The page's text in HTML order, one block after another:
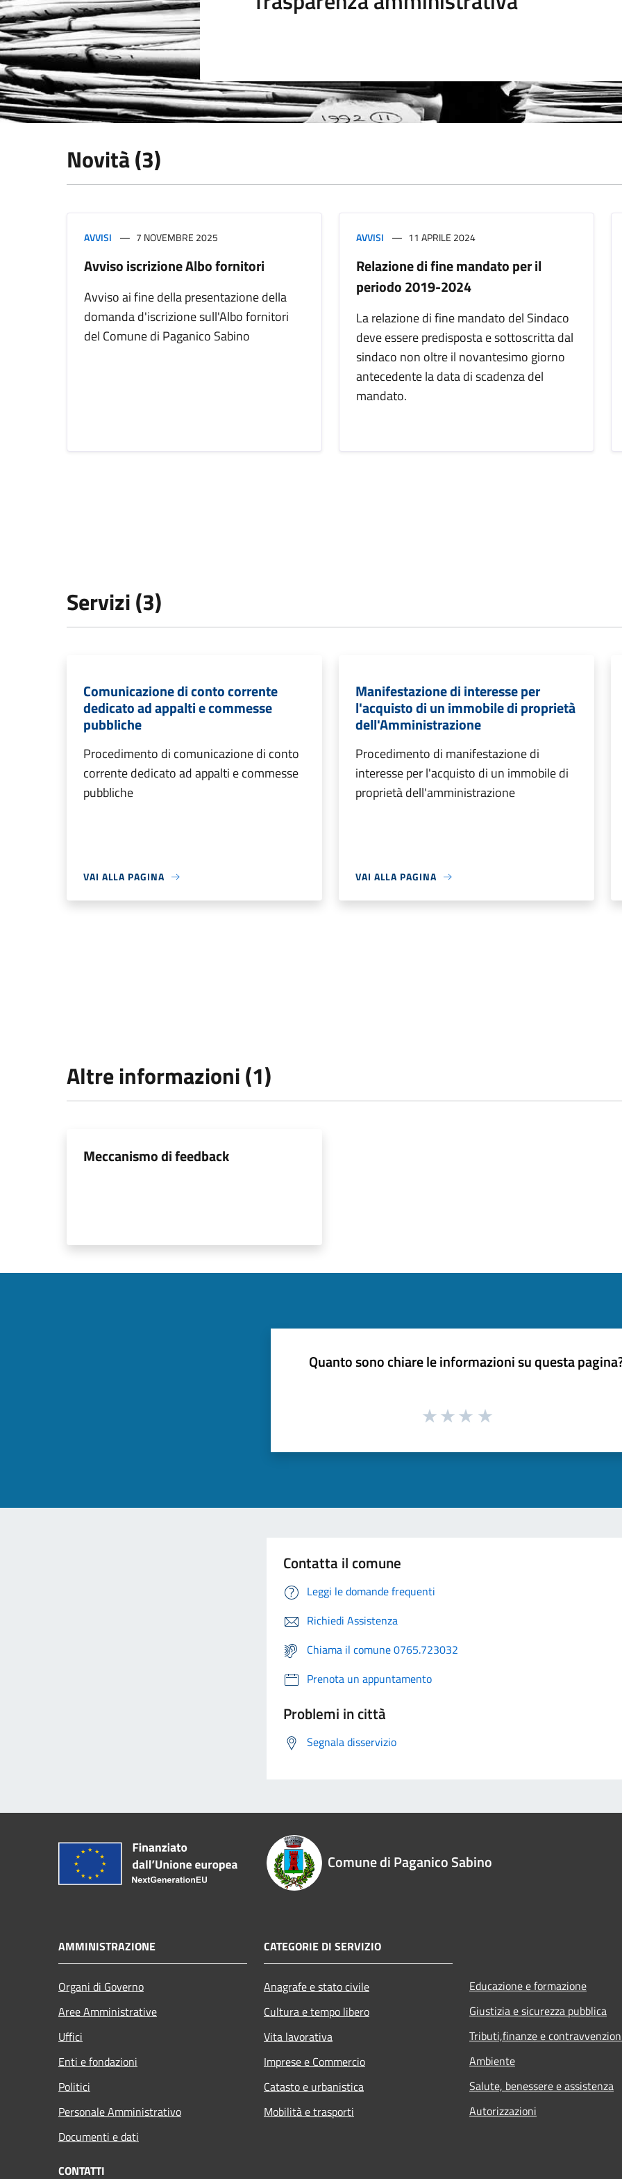
Novità (3)
AVVISI 7 NOVEMBRE 2025
Avviso iscrizione Albo fornitori
Avviso ai fine della presentazione della
domanda d'iscrizione sull'Albo fornitori
del Comune di Paganico Sabino
AVVISI 11 APRILE 2024
Relazione di fine mandato per il
periodo 2019-2024
La relazione di fine mandato del Sindaco
deve essere predisposta e sottoscritta dal
sindaco non oltre il novantesimo giorno
antecedente la data di scadenza del
mandato.
Servizi (3)
Comunicazione di conto corrente
dedicato ad appalti e commesse
pubbliche
Procedimento di comunicazione di conto
corrente dedicato ad appalti e commesse
pubbliche
VAI ALLA PAGINA
Manifestazione di interesse per
l'acquisto di un immobile di proprietà
dell'Amministrazione
Procedimento di manifestazione di
interesse per l'acquisto di un immobile di
proprietà dell'amministrazione
VAI ALLA PAGINA
Altre informazioni (1)
Meccanismo di feedback
Quanto sono chiare le informazioni su questa
Contatta il comune
Leggi le domande frequenti
Richiedi Assistenza
Chiama il comune 0765.723032
Prenota un appuntamento
Problemi in città
Segnala disservizio
Comune di Paganico Sabino
AMMINISTRAZIONE
Organi di Governo
Aree Amministrative
Uffici
Enti e fondazioni
Politici
Personale Amministrativo
Documenti e dati
CATEGORIE DI SERVIZIO
Anagrafe e stato civile
Cultura e tempo libero
Vita lavorativa
Imprese e Commercio
Catasto e urbanistica
Mobilità e trasporti
Educazione e formazione
Giustizia e sicurezza pubblica
Tributi,finanze e
Ambiente
Salute, benessere e assistenza
Autorizzazioni
CONTATTI